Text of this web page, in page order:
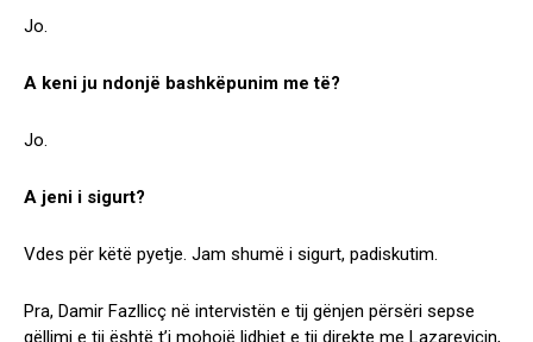
Jo.
A keni ju ndonjë bashkëpunim me të?
Jo.
A jeni i sigurt?
Vdes për këtë pyetje. Jam shumë i sigurt, padiskutim.
Pra, Damir Fazllicç në intervistën e tij gënjen përsëri sepse
qëllimi e tij është t’i mohojë lidhjet e tij direkte me Lazareviçin,